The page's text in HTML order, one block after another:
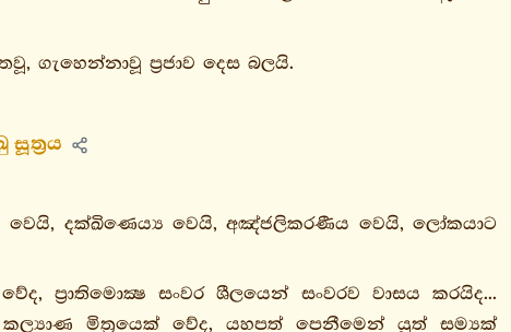
ගැහෙන්නාවූ ප්‍රජාව දෙස බලයි.
දක්ඛිණෙය්‍ය වෙයි, අඤ්ජලිකරණීය වෙයි, ලෝකයාට
ප්‍රාතිමොක්‍ෂ සංවර ශීලයෙන් සංවරව වාසය කරයිද...
මිත්‍රයෙක් වේද, යහපත් පෙනීමෙන් යුත් සම්‍යක්